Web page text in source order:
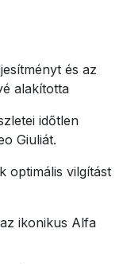
és az
alakította
időtlen
Giuliát.
optimális vilgítást
ikonikus Alfa